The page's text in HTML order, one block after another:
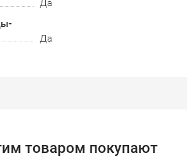
Да
Да
товаром покупают